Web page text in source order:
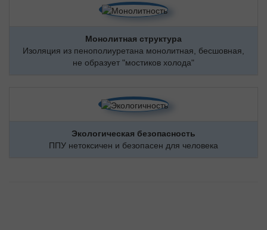
Монолитная структура
Изоляция из пенополиуретана монолитная, бесшовная,
не образует "мостиков холода"
Экологическая безопасность
ППУ нетоксичен и безопасен для человека